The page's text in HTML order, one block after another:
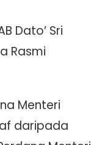
Dato’ Sri
Rasmi
Menteri
daripada